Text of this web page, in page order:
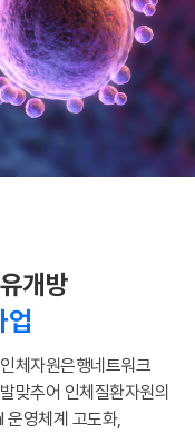
개방
업
체자원은행네트워크
맞추어 인체질환자원의
영체계 고도화,